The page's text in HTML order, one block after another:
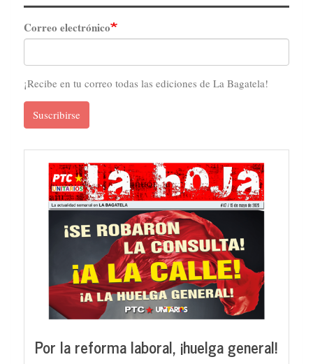
Correo electrónico
¡Recibe en tu correo todas las ediciones de La Bagatela!
Suscribirse
Por la reforma laboral, ¡huelga general!